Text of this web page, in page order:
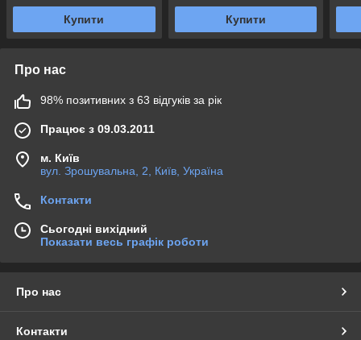
Купити Купити
Про нас
98% позитивних з 63 відгуків за рік
Працює з 09.03.2011
м. Київ
вул. Зрошувальна, 2, Київ, Україна
Контакти
Сьогодні вихідний
Показати весь графік роботи
Про нас
Контакти